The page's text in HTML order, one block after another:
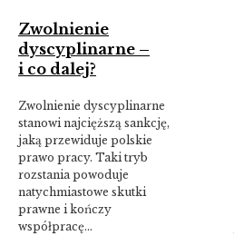
Zwolnienie
dyscyplinarne –
i co dalej?
Zwolnienie dyscyplinarne
stanowi najcięższą sankcję,
jaką przewiduje polskie
prawo pracy. Taki tryb
rozstania powoduje
natychmiastowe skutki
prawne i kończy
współpracę…